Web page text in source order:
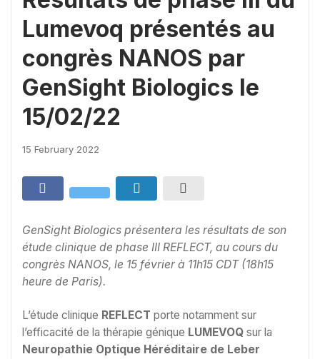
Lumevoq présentés au
congrès NANOS par
GenSight Biologics le
15/02/22
15 February 2022
GenSight Biologics présentera les résultats de son
étude clinique de phase III REFLECT, au cours du
congrès NANOS, le 15 février à 11h15 CDT (18h15
heure de Paris).
L’étude clinique REFLECT porte notamment sur
l’efficacité de la thérapie génique LUMEVOQ sur la
Neuropathie Optique Héréditaire de Leber